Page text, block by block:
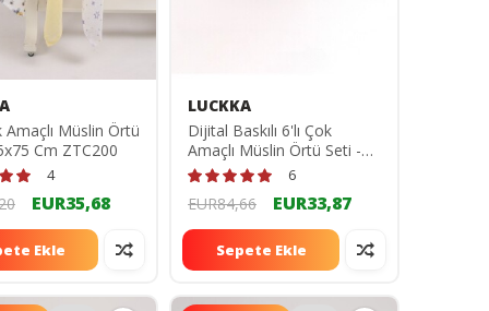
Amaçlı Müslin Örtü
Cm ZTC200
4
EUR35,68
Ekle
LUCKKA
Dijital Baskılı 6'lı Çok
Amaçlı Müslin Örtü Seti -
75x75 Cm ZTC100
6
EUR84,66 EUR33,87
Sepete Ekle